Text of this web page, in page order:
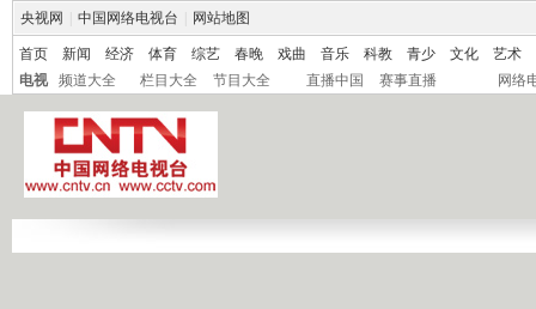
央视网 中国网络电视台 网站地图
首页 新闻 经济 体育 综艺 春晚 戏曲 音乐 科教 青少 文化
艺术
电视
频道大全 栏目大全 节目大全 直播中国 赛事直播 网络